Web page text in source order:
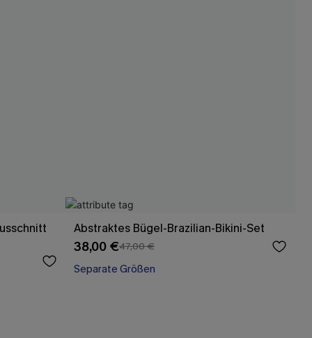
Abstraktes Bügel-Brazilian-Bikini-Set
38,00 €47,00 €
Separate Größen